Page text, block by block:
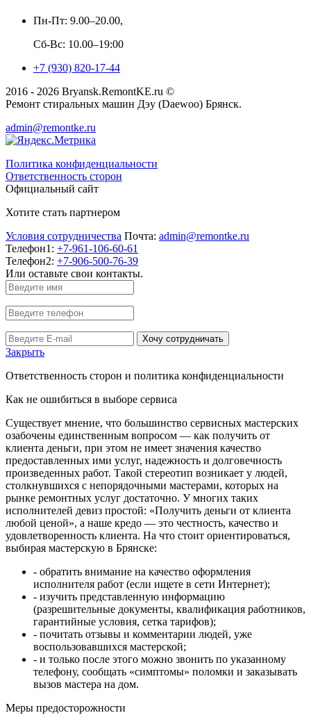
Пн-Пт: 9.00–20.00,
Сб-Вс: 10.00–19:00
+7 (930) 820-17-44
2016 - 2026 Bryansk.RemontKE.ru ©
Ремонт стиральных машин Дэу (Daewoo) Брянск.
admin@remontke.ru
Политика конфиденциальности
Ответственность сторон
Официальный сайт
Хотите стать партнером
Условия сотрудничества Почта: admin@remontke.ru
Телефон1: +7-961-106-60-61
Телефон2: +7-906-500-76-39
Или оставьте свои контакты.
Хочу сотрудничать
Закрыть
Ответственность сторон и политика конфиденциальности
Как не ошибиться в выборе сервиса
Существует мнение, что большинство сервисных мастерских
озабочены единственным вопросом — как получить от
клиента деньги, при этом не имеет значения качество
предоставленных ими услуг, надежность и долговечность
произведенных работ. Такой стереотип возникает у людей,
столкнувшихся с непорядочными мастерами, которых на
рынке ремонтных услуг достаточно. У многих таких
исполнителей девиз простой: «Получить деньги от клиента
любой ценой», а наше кредо — это честность, качество и
удовлетворенность клиента. На что стоит ориентироваться,
выбирая мастерскую в Брянске:
- обратить внимание на качество оформления
исполнителя работ (если ищете в сети Интернет);
- изучить представленную информацию
(разрешительные документы, квалификация работников,
гарантийные условия, сетка тарифов);
- почитать отзывы и комментарии людей, уже
воспользовавшихся мастерской;
- и только после этого можно звонить по указанному
телефону, сообщать «симптомы» поломки и заказывать
вызов мастера на дом.
Меры предосторожности